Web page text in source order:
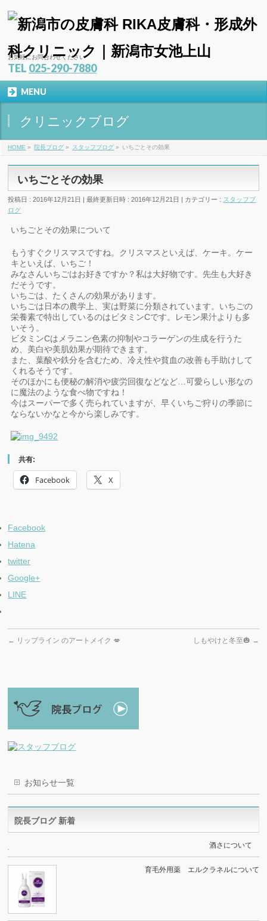
お気軽にお問合わせください
TEL 025-290-7880
MENU
クリニックブログ
HOME » 院長ブログ » スタッフブログ » いちごとその効果
いちごとその効果
投稿日 : 2016年12月21日 最終更新日時 : 2016年12月21日 カテゴリー : スタッフブ
ログ
いちごとその効果について
もうすぐクリスマスですね。クリスマスといえば、ケーキ。ケー
キといえば、いちご！
みなさんいちごはお好きですか？私は大好物です。先生も大好き
だそうです。
いちごは、たくさんの効果があります。
いちごは日本の農学上、実は野菜に分類されています。いちごの
栄養素で特出しているのはビタミンCです。レモン果汁よりも多
いそう。
ビタミンCはメラニン色素の抑制やコラーゲンの生成を行うた
め、美白や美肌効果が期待できます。
また、葉酸や鉄分を含むため、冷え性や貧血の改善も手助けして
くれるそうです。
そのほかにも便秘の解消や疲労回復などなど…可愛らしい形なの
に魔法のような食べ物ですね！
今はスーパーで多く売られていますが、早くいちご狩りの季節に
ならないかなと今から楽しみです。
共有:
Facebook X
Facebook
Hatena
twitter
Google+
LINE
← リップライン のアートメイク 💋 しもやけと冬至🎃 →
お知らせ一覧
院長ブログ 新着
酒さについて
育毛外用薬 エルクラネルについて